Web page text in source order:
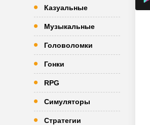
Казуальные
Музыкальные
Головоломки
Гонки
RPG
Симуляторы
Стратегии